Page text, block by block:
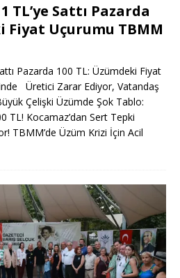
TL’ye Sattı Pazarda
Fiyat Uçurumu TBMM
Pazarda 100 TL: Üzümdeki Fiyat
Üretici Zarar Ediyor, Vatandaş
Çelişki Üzümde Şok Tablo:
TL! Kocamaz’dan Sert Tepki
TBMM’de Üzüm Krizi İçin Acil